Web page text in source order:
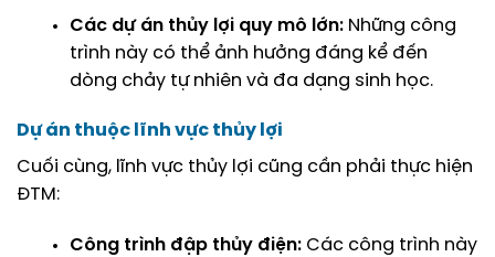
Các dự án thủy lợi quy mô lớn: Những công
trình này có thể ảnh hưởng đáng kể đến
dòng chảy tự nhiên và đa dạng sinh học.
Dự án thuộc lĩnh vực thủy lợi
Cuối cùng, lĩnh vực thủy lợi cũng cần phải thực hiện
ĐTM:
Công trình đập thủy điện: Các công trình này